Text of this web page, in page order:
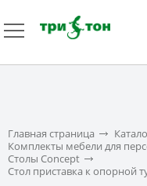
Главная страница
Комплекты мебели для
Столы Concept
Стол приставка к опорной